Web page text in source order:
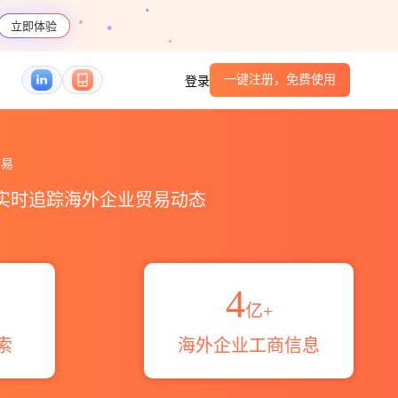
立即体验
登录 一键注册，免费使用
时追踪海外企业贸易动态
4亿+
海外企业工商信息